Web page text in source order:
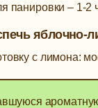
панировки – 1-2
яблочно-
с лимона: